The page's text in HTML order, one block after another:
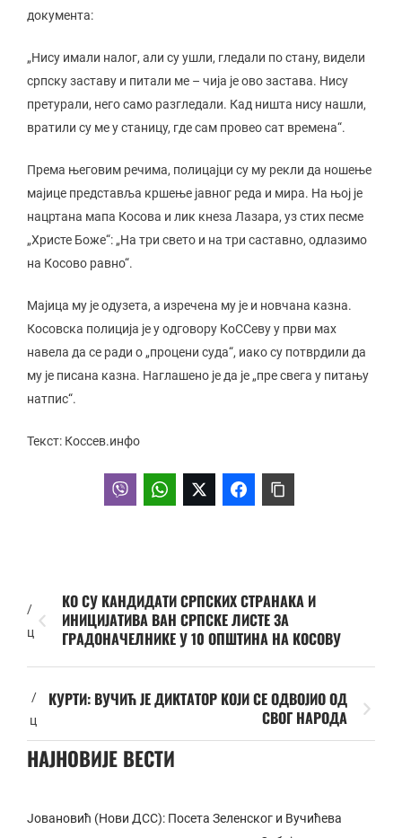
документа:
„Нису имали налог, али су ушли, гледали по стану, видели
српску заставу и питали ме – чија је ово застава. Нису
претурали, него само разгледали. Кад ништа нису нашли,
вратили су ме у станицу, где сам провео сат времена“.
Према његовим речима, полицајци су му рекли да ношење
мајице представља кршење јавног реда и мира. На њој је
нацртана мапа Косова и лик кнеза Лазара, уз стих песме
„Христе Боже“: „На три свето и на три саставно, одлазимо
на Косово равно“.
Мајица му је одузета, а изречена му је и новчана казна.
Косовска полиција је у одговору КоССеву у први мах
навела да се ради о „процени суда“, иако су потврдили да
му је писана казна. Наглашено је да је „пре свега у питању
натпис“.
Текст: Коссев.инфо
/
ц
КО СУ КАНДИДАТИ СРПСКИХ СТРАНАКА И
ИНИЦИЈАТИВА ВАН СРПСКЕ ЛИСТЕ ЗА
ГРАДОНАЧЕЛНИКЕ У 10 ОПШТИНА НА КОСОВУ
/
ц
КУРТИ: ВУЧИЋ ЈЕ ДИКТАТОР КОЈИ СЕ ОДВОЈИО ОД
СВОГ НАРОДА
НАЈНОВИЈЕ ВЕСТИ
Јовановић (Нови ДСС): Посета Зеленског и Вучићева